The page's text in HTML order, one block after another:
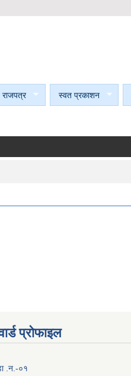
राजपत्र स्वत प्रकाशन
प्राेफाइल
.न.-०१